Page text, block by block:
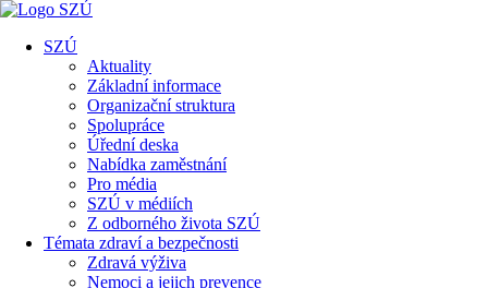
SZÚ
Aktuality
Základní informace
Organizační struktura
Spolupráce
Úřední deska
Nabídka zaměstnání
Pro média
SZÚ v médiích
Z odborného života SZÚ
Témata zdraví a bezpečnosti
Zdravá výživa
Nemoci a jejich prevence